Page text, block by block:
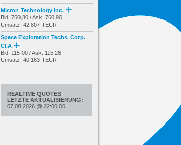
Micron Technology Inc.
Bid: 760,80 / Ask: 760,90
Umsatz: 42 807 TEUR
Space Exploration Techs. Corp.
Cl.A
Bid: 115,00 / Ask: 115,26
Umsatz: 40 163 TEUR
REALTIME QUOTES
LETZTE AKTUALISIERUNG:
07.08.2026 @ 22:00:00